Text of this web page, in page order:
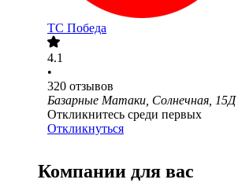
ТС Победа
4.1
•
320 отзывов
Базарные Матаки, Солнечная, 15Д
Откликнитесь среди первых
Откликнуться
Компании для вас